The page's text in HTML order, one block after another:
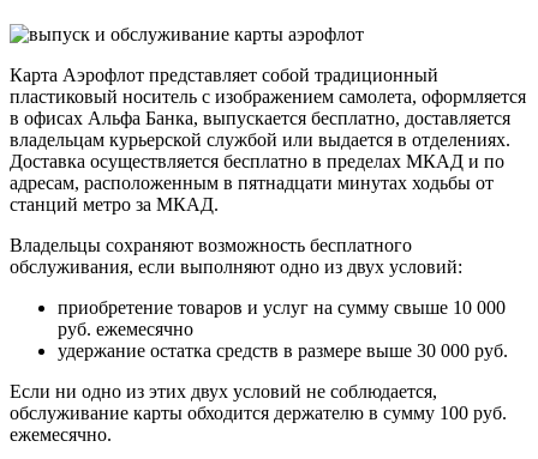
Карта Аэрофлот представляет собой традиционный
пластиковый носитель с изображением самолета, оформляется
в офисах Альфа Банка, выпускается бесплатно, доставляется
владельцам курьерской службой или выдается в отделениях.
Доставка осуществляется бесплатно в пределах МКАД и по
адресам, расположенным в пятнадцати минутах ходьбы от
станций метро за МКАД.
Владельцы сохраняют возможность бесплатного
обслуживания, если выполняют одно из двух условий:
приобретение товаров и услуг на сумму свыше 10 000
руб. ежемесячно
удержание остатка средств в размере выше 30 000 руб.
Если ни одно из этих двух условий не соблюдается,
обслуживание карты обходится держателю в сумму 100 руб.
ежемесячно.